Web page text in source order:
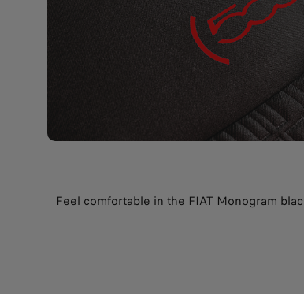
Feel comfortable in the FIAT Monogram